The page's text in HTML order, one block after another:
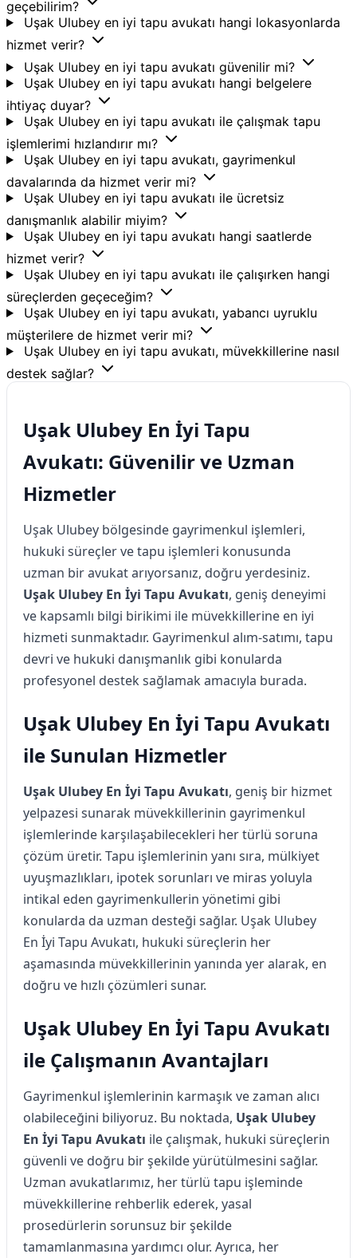
geçebilirim?
Uşak Ulubey en iyi tapu avukatı hangi lokasyonlarda
hizmet verir?
Uşak Ulubey en iyi tapu avukatı güvenilir mi?
Uşak Ulubey en iyi tapu avukatı hangi belgelere
ihtiyaç duyar?
Uşak Ulubey en iyi tapu avukatı ile çalışmak tapu
işlemlerimi hızlandırır mı?
Uşak Ulubey en iyi tapu avukatı, gayrimenkul
davalarında da hizmet verir mi?
Uşak Ulubey en iyi tapu avukatı ile ücretsiz
danışmanlık alabilir miyim?
Uşak Ulubey en iyi tapu avukatı hangi saatlerde
hizmet verir?
Uşak Ulubey en iyi tapu avukatı ile çalışırken hangi
süreçlerden geçeceğim?
Uşak Ulubey en iyi tapu avukatı, yabancı uyruklu
müşterilere de hizmet verir mi?
Uşak Ulubey en iyi tapu avukatı, müvekkillerine nasıl
destek sağlar?
Uşak Ulubey En İyi Tapu
Avukatı: Güvenilir ve Uzman
Hizmetler
Uşak Ulubey bölgesinde gayrimenkul işlemleri,
hukuki süreçler ve tapu işlemleri konusunda
uzman bir avukat arıyorsanız, doğru yerdesiniz.
Uşak Ulubey En İyi Tapu Avukatı, geniş deneyimi
ve kapsamlı bilgi birikimi ile müvekkillerine en iyi
hizmeti sunmaktadır. Gayrimenkul alım-satımı, tapu
devri ve hukuki danışmanlık gibi konularda
profesyonel destek sağlamak amacıyla burada.
Uşak Ulubey En İyi Tapu Avukatı
ile Sunulan Hizmetler
Uşak Ulubey En İyi Tapu Avukatı, geniş bir hizmet
yelpazesi sunarak müvekkillerinin gayrimenkul
işlemlerinde karşılaşabilecekleri her türlü soruna
çözüm üretir. Tapu işlemlerinin yanı sıra, mülkiyet
uyuşmazlıkları, ipotek sorunları ve miras yoluyla
intikal eden gayrimenkullerin yönetimi gibi
konularda da uzman desteği sağlar. Uşak Ulubey
En İyi Tapu Avukatı, hukuki süreçlerin her
aşamasında müvekkillerinin yanında yer alarak, en
doğru ve hızlı çözümleri sunar.
Uşak Ulubey En İyi Tapu Avukatı
ile Çalışmanın Avantajları
Gayrimenkul işlemlerinin karmaşık ve zaman alıcı
olabileceğini biliyoruz. Bu noktada, Uşak Ulubey
En İyi Tapu Avukatı ile çalışmak, hukuki süreçlerin
güvenli ve doğru bir şekilde yürütülmesini sağlar.
Uzman avukatlarımız, her türlü tapu işleminde
müvekkillerine rehberlik ederek, yasal
prosedürlerin sorunsuz bir şekilde
tamamlanmasına yardımcı olur. Ayrıca, her